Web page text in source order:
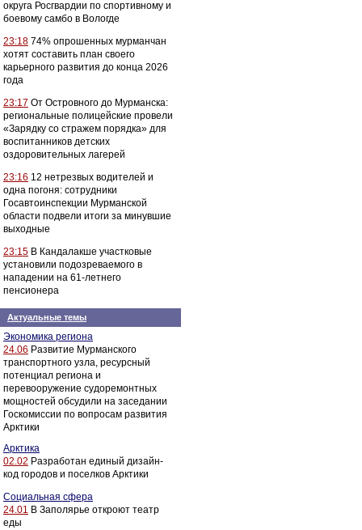
округа Росгвардии по спортивному и
боевому самбо в Вологде
23:18 74% опрошенных мурманчан
хотят составить план своего
карьерного развития до конца 2026
года
23:17 От Островного до Мурманска:
региональные полицейские провели
«Зарядку со стражем порядка» для
воспитанников детских
оздоровительных лагерей
23:16 12 нетрезвых водителей и
одна погоня: сотрудники
Госавтоинспекции Мурманской
области подвели итоги за минувшие
выходные
23:15 В Кандалакше участковые
установили подозреваемого в
нападении на 61-летнего
пенсионера
Актуальные темы
Экономика региона
24.06 Развитие Мурманского
транспортного узла, ресурсный
потенциал региона и
перевооружение судоремонтных
мощностей обсудили на заседании
Госкомиссии по вопросам развития
Арктики
Арктика
02.02 Разработан единый дизайн-
код городов и поселков Арктики
Социальная сфера
24.01 В Заполярье откроют театр
еды